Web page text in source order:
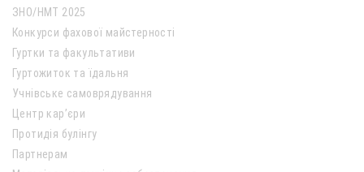
ЗНО/НМТ 2025
Конкурси фахової майстерності
Гуртки та факультативи
Гуртожиток та їдальня
Учнівське самоврядування
Центр кар’єри
Протидія булінгу
Партнерам